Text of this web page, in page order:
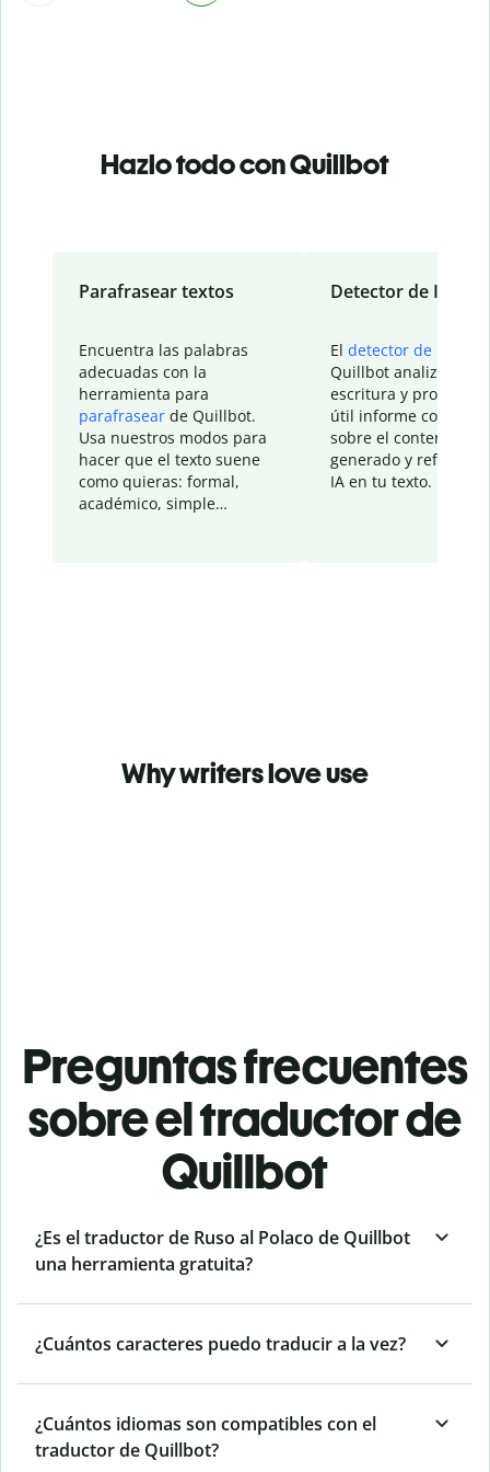
Hazlo todo con Quillbot
Parafrasear textos
Encuentra las palabras
adecuadas con la
herramienta para
parafrasear de Quillbot.
Usa nuestros modos para
hacer que el texto suene
como quieras: formal,
académico, simple…
Detector de IA
El detector de IA
Quillbot analiza tu
escritura y
útil informe con
sobre el contenido
generado y refinado
IA en tu texto.
Why writers love use
Preguntas frecuentes
sobre el traductor de
Quillbot
¿Es el traductor de Ruso al Polaco de Quillbot
una herramienta gratuita?
¿Cuántos caracteres puedo traducir a la vez?
¿Cuántos idiomas son compatibles con el
traductor de Quillbot?